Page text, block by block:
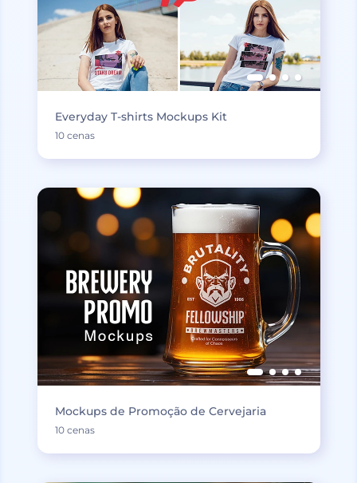
Everyday T-shirts Mockups Kit
10 cenas
Mockups de Promoção de Cervejaria
10 cenas